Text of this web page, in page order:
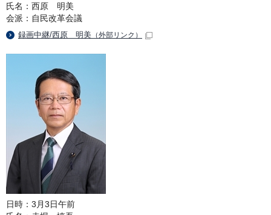
氏名：西原 明美
会派：自民改革会議
録画中継/西原 明美 （外部リンク）
日時：3月3日午前